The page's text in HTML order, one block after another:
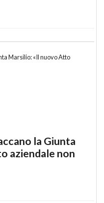
la Giunta
aziendale non